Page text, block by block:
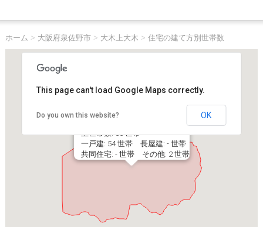
ホーム > 大阪府泉佐野市> 大木上大木 > 住宅の建て方別世帯数
主世帯数: 56 世帯
一戸建: 54 世帯 長屋建: - 世帯
共同住宅: - 世帯 その他: 2 世帯
This page can't load Google Maps correctly.
Do you own this website? OK